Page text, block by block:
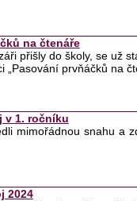
na čtenáře
přišly do školy, se už
„Pasování prvňáčků na
v 1. ročníku
mimořádnou snahu a
2024